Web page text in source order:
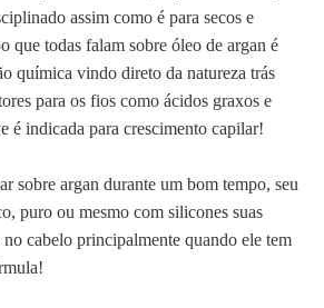
assim como é para secos e
que todas falam sobre óleo de argan é
química vindo direto da natureza trás
para os fios como ácidos graxos e
é indicada para crescimento capilar!
sobre argan durante um bom tempo, seu
puro ou mesmo com silicones suas
cabelo principalmente quando ele tem